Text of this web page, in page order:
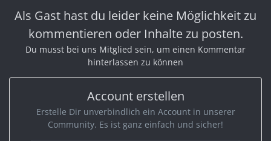
Als Gast hast du leider keine Möglichkeit zu
kommentieren oder Inhalte zu posten.
Du musst bei uns Mitglied sein, um einen Kommentar
hinterlassen zu können
Account erstellen
Erstelle Dir unverbindlich ein Account in unserer
Community. Es ist ganz einfach und sicher!